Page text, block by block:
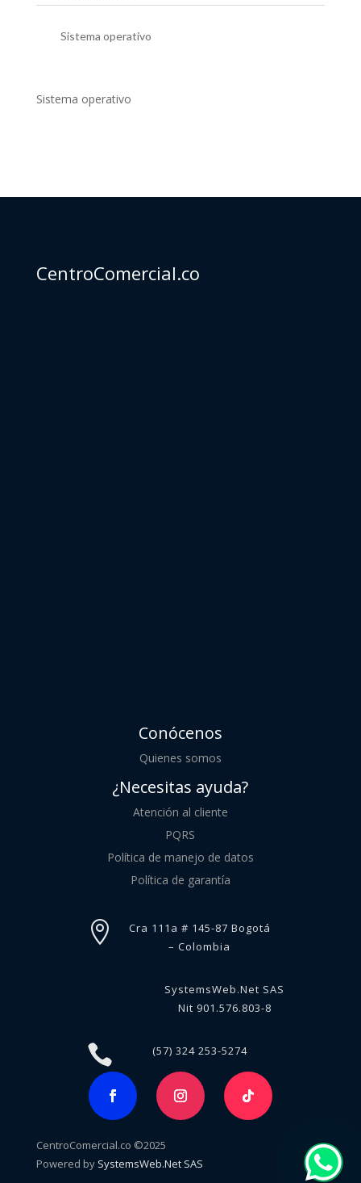
Sistema operativo
Sistema operativo
CentroComercial.co
Conócenos
Quienes somos
¿Necesitas ayuda?
Atención al cliente
PQRS
Política de manejo de datos
Política de garantía

Cra 111a # 145-87 Bogotá
– Colombia
SystemsWeb.Net SAS
Nit 901.576.803-8
 (57) 324 253-5274
CentroComercial.co ©2025
Powered by SystemsWeb.Net SAS